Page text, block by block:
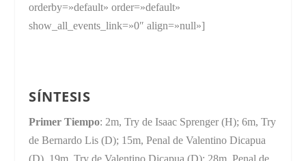
orderby=»default» order=»default»
show_all_events_link=»0″ align=»null»]
SÍNTESIS
Primer Tiempo: 2m, Try de Isaac Sprenger (H); 6m, Try
de Bernardo Lis (D); 15m, Penal de Valentino Dicapua
(D), 19m, Try de Valentino Dicapua (D); 28m, Penal de